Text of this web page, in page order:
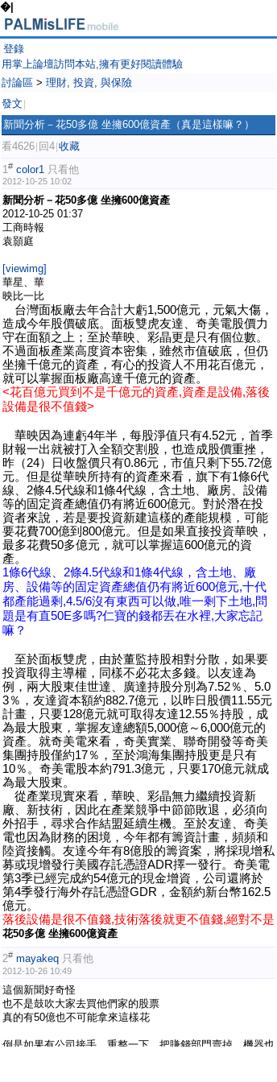
�|
登錄
用掌上論壇訪問本站,擁有更好閱讀體驗
討論區 > 理財, 投資, 與保險
發文
新聞分析－花50多億 坐擁600億資產（真是這樣嘛？）
看4626 回4 收藏
1# color1 只看他
2012-10-25 10:02
新聞分析－花50多億 坐擁600億資產
2012-10-25 01:37
工商時報
袁顥庭
[viewimg]
華星、華
映比一比
台灣面板廠去年合計大虧1,500億元，元氣大傷，
造成今年股價破底。面板雙虎友達、奇美電股價力
守在面額之上；至於華映、彩晶更是只有個位數。
不過面板產業高度資本密集，雖然市值破底，但仍
坐擁千億元的資產，有心的投資人不用花百億元，
就可以掌握面板廠高達千億元的資產。
<花百億元買到不是千億元的資產,資產是設備,落後
設備是很不值錢>
華映因為連虧4年半，每股淨值只有4.52元，首季
財報一出就被打入全額交割股，也造成股價重挫，
昨（24）日收盤價只有0.86元，市值只剩下55.72億
元。但是從華映所持有的資產來看，旗下有1條6代
線、2條4.5代線和1條4代線，含土地、廠房、設備
等的固定資產總值仍有將近600億元。對於潛在投
資者來說，若是要投資新建這樣的產能規模，可能
要花費700億到800億元。但是如果直接投資華映，
最多花費50多億元，就可以掌握這600億元的資
產。
1條6代線、2條4.5代線和1條4代線，含土地、廠
房、設備等的固定資產總值仍有將近600億元,十代
都產能過剩,4.5/6沒有東西可以做,唯一剩下土地,問
題是有直50E多嗎?仁寶的錢都丟在水裡,大家忘記
嘛？
至於面板雙虎，由於董監持股相對分散，如果要
投資取得主導權，同樣不必花太多錢。以友達為
例，兩大股東佳世達、廣達持股分別為7.52％、5.0
3％，友達資本額約882.7億元，以昨日股價11.55元
計畫，只要128億元就可取得友達12.55％持股，成
為最大股東，掌握友達總額5,000億～6,000億元的
資產。就奇美電來看，奇美實業、聯奇開發等奇美
集團持股僅約17％，至於鴻海集團持股更是只有
10％。奇美電股本約791.3億元，只要170億元就成
為最大股東。
從產業現實來看，華映、彩晶無力繼續投資新
廠、新技術，因此在產業競爭中節節敗退，必須向
外招手，尋求合作結盟延續生機。至於友達、奇美
電也因為財務的困境，今年都有籌資計畫，頻頻和
陸資接觸。友達今年有8億股的籌資案，將採現增私
募或現增發行美國存託憑證ADR擇一發行。奇美電
第3季已經完成約54億元的現金增資，公司還將於
第4季發行海外存託憑證GDR，金額約新台幣162.5
億元。
落後設備是很不值錢,技術落後就更不值錢,絕對不是
花50多億 坐擁600億資產
2# mayakeq 只看他
2012-10-26 10:49
這個新聞好奇怪
也不是鼓吹大家去買他們家的股票
真的有50億也不可能拿來這樣花
倒是如果有公司接手，重整一下，把賺錢部門賣掉，機器也